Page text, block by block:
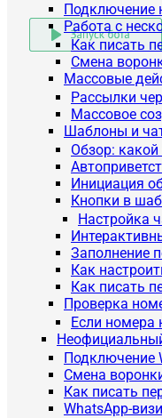
Подключение
Работа с
Как писать
Смена
Массовые
Рассылки
Массовое
Шаблоны и
Обзор:
Инициация
Кнопки в
Настройка
Заполнение
Как
Как писать
Проверка
Если номера
Подключение
Смена
Как писать
WhatsApp-